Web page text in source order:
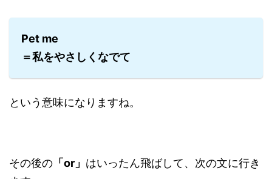
Pet me
＝私をやさしくなでて
という意味になりますね。
その後の 「or」 はいったん飛ばして、次の文に行き